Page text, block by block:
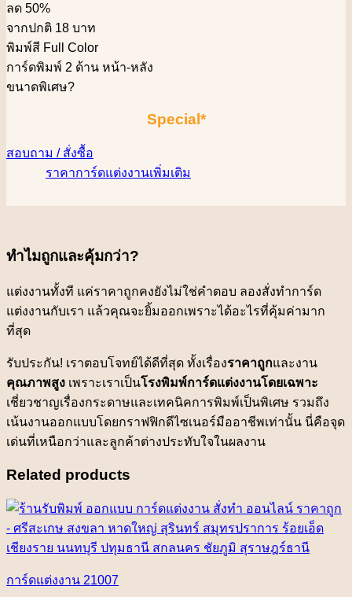
ลด 50%
จากปกติ 18 บาท
พิมพ์สี Full Color
การ์ดพิมพ์ 2 ด้าน หน้า-หลัง
ขนาดพิเศษ?
Special*
สอบถาม / สั่งซื้อ
ราคาการ์ดแต่งงานเพิ่มเติม
ทำไมถูกและคุ้มกว่า?
แต่งงานทั้งที แค่ราคาถูกคงยังไม่ใช่คำตอบ ลองสั่งทำการ์ด
แต่งงานกับเรา แล้วคุณจะยิ้มออกเพราะได้อะไรที่คุ้มค่ามาก
ที่สุด
รับประกัน! เราตอบโจทย์ได้ดีที่สุด ทั้งเรื่องราคาถูกและงาน
คุณภาพสูง เพราะเราเป็นโรงพิมพ์การ์ดแต่งงานโดยเฉพาะ
เชี่ยวชาญเรื่องกระดาษและเทคนิคการพิมพ์เป็นพิเศษ รวมถึง
เน้นงานออกแบบโดยกราฟฟิกดีไซเนอร์มืออาชีพเท่านั้น นี่คือจุด
เด่นที่เหนือกว่าและลูกค้าต่างประทับใจในผลงาน
Related products
การ์ดแต่งงาน 21007